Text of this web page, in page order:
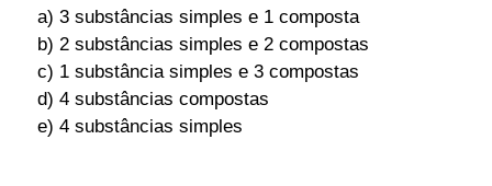
a) 3 substâncias simples e 1 composta
b) 2 substâncias simples e 2 compostas
c) 1 substância simples e 3 compostas
d) 4 substâncias compostas
e) 4 substâncias simples